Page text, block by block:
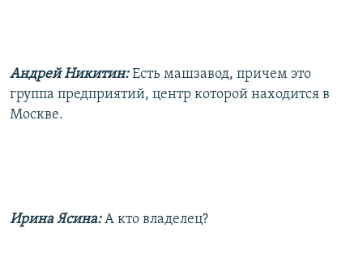
Андрей Никитин: Есть машзавод, причем это
группа предприятий, центр которой находится в
Москве.
Ирина Ясина: А кто владелец?